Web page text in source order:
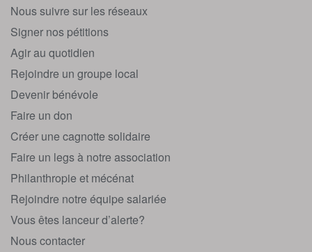
Nous suivre sur les réseaux
Signer nos pétitions
Agir au quotidien
Rejoindre un groupe local
Devenir bénévole
Faire un don
Créer une cagnotte solidaire
Faire un legs à notre association
Philanthropie et mécénat
Rejoindre notre équipe salariée
Vous êtes lanceur d’alerte?
Nous contacter